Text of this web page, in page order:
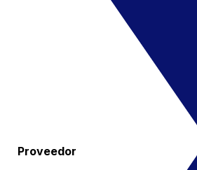
Proveedor